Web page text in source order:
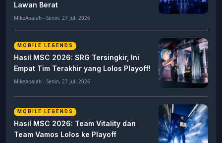
Lawan Berat
MikeApalah - Senin, 27 Juli 2026
MOBILE LEGENDS
Hasil MSC 2026: SRG Tersingkir, Ini
Empat Tim Terakhir yang Lolos Playoff!
MikeApalah - Senin, 27 Juli 2026
MOBILE LEGENDS
Hasil MSC 2026: Team Vitality dan
Team Vamos Lolos ke Playoff